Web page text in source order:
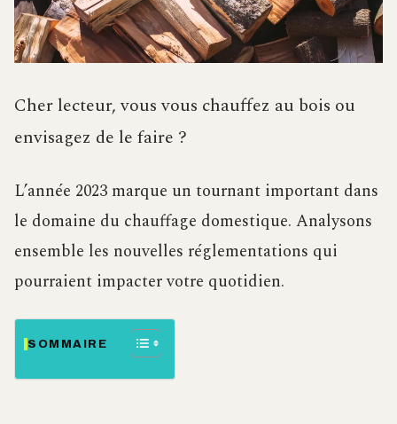
Cher lecteur, vous vous chauffez au bois ou
envisagez de le faire ?
L’année 2023 marque un tournant important dans
le domaine du chauffage domestique. Analysons
ensemble les nouvelles réglementations qui
pourraient impacter votre quotidien.
SOMMAIRE